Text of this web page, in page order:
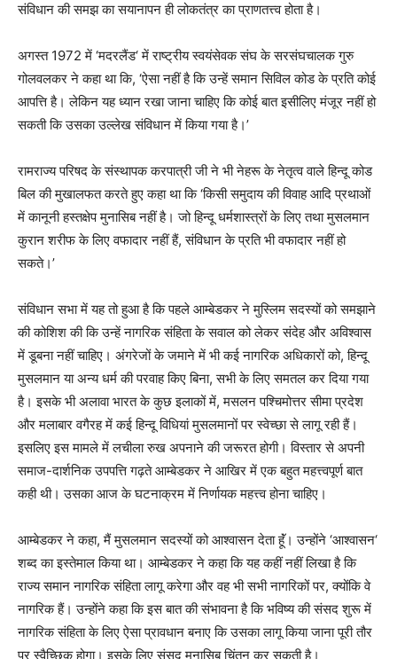
संविधान की समझ का सयानापन ही लोकतंत्र का प्राणतत्त्व होता है।
अगस्त 1972 में ‘मदरलैंड‘ में राष्ट्रीय स्वयंसेवक संघ के सरसंघचालक गुरु
गोलवलकर ने कहा था कि, ‘ऐसा नहीं है कि उन्हें समान सिविल कोड के प्रति कोई
आपत्ति है। लेकिन यह ध्यान रखा जाना चाहिए कि कोई बात इसीलिए मंजूर नहीं हो
सकती कि उसका उल्लेख संविधान में किया गया है।’
रामराज्य परिषद के संस्थापक करपात्री जी ने भी नेहरू के नेतृत्व वाले हिन्दू कोड
बिल की मुखालफत करते हुए कहा था कि ‘किसी समुदाय की विवाह आदि प्रथाओं
में कानूनी हस्तक्षेप मुनासिब नहीं है। जो हिन्दू धर्मशास्त्रों के लिए तथा मुसलमान
कुरान शरीफ के लिए वफादार नहीं हैं, संविधान के प्रति भी वफादार नहीं हो
सकते।’
संविधान सभा में यह तो हुआ है कि पहले आम्बेडकर ने मुस्लिम सदस्यों को समझाने
की कोशिश की कि उन्हें नागरिक संहिता के सवाल को लेकर संदेह और अविश्वास
में डूबना नहीं चाहिए। अंगरेजों के जमाने में भी कई नागरिक अधिकारों को, हिन्दू
मुसलमान या अन्य धर्म की परवाह किए बिना, सभी के लिए समतल कर दिया गया
है। इसके भी अलावा भारत के कुछ इलाकों में, मसलन पश्चिमोत्तर सीमा प्रदेश
और मलाबार वगैरह में कई हिन्दू विधियां मुसलमानों पर स्वेच्छा से लागू रही हैं।
इसलिए इस मामले में लचीला रुख अपनाने की जरूरत होगी। विस्तार से अपनी
समाज-दार्शनिक उपपत्ति गढ़ते आम्बेडकर ने आखिर में एक बहुत महत्त्वपूर्ण बात
कही थी। उसका आज के घटनाक्रम में निर्णायक महत्त्व होना चाहिए।
आम्बेडकर ने कहा, मैं मुसलमान सदस्यों को आश्वासन देता हूॅं। उन्होंने ‘आश्वासन‘
शब्द का इस्तेमाल किया था। आम्बेडकर ने कहा कि यह कहीं नहीं लिखा है कि
राज्य समान नागरिक संहिता लागू करेगा और वह भी सभी नागरिकों पर, क्योंकि वे
नागरिक हैं। उन्होंने कहा कि इस बात की संभावना है कि भविष्य की संसद शुरू में
नागरिक संहिता के लिए ऐसा प्रावधान बनाए कि उसका लागू किया जाना पूरी तौर
पर स्वैच्छिक होगा। इसके लिए संसद मुनासिब चिंतन कर सकती है।